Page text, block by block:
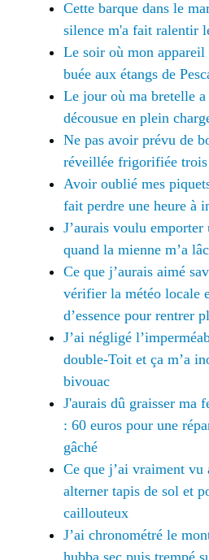
Cette barque dans le
silence m'a fait ralentir
Le soir où mon appareil
buée aux étangs de
Le jour où ma bretelle a
décousue en plein
Ne pas avoir prévu de
réveillée frigorifiée
Avoir oublié mes
fait perdre une heure à
J’aurais voulu
quand la mienne m’a
Ce que j’aurais aimé
vérifier la météo locale
d’essence pour rentrer
J’ai négligé
double-Toit et ça m’a
bivouac
J'aurais dû graisser ma
: 60 euros pour une
gâché
Ce que j’ai vraiment vu
alterner tapis de sol et
caillouteux
J’ai chronométré le
hubba sec puis trempé